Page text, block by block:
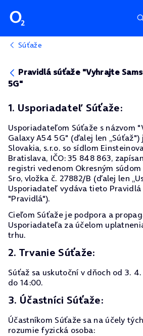
Súťaže
Pravidlá súťaže "Vyhrajte
5G"
1. Usporiadateľ Súťaže:
Usporiadateľom Súťaže s názvom
Galaxy A54 5G" (ďalej len „Súťaž")
Slovakia, s.r.o. so sídlom
Bratislava, IČO: 35 848 863,
registri vedenom Okresným
Sro, vložka č. 27882/B (ďalej len
Usporiadateľ vydáva tieto
"Pravidlá").
Cieľom Súťaže je podpora a
Usporiadateľa za účelom
trhu.
2. Trvanie Súťaže:
Súťaž sa uskutoční v dňoch od 3. 4.
do 14:00.
3. Účastníci Súťaže:
Účastníkom Súťaže sa na účely
rozumie fyzická osoba: